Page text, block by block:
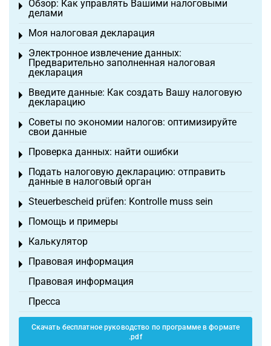
Обзор: Как управлять Вашими налоговыми
делами
Toggle menu
Моя налоговая декларация
Toggle menu
Электронное извлечение данных:
Предварительно заполненная налоговая
декларация
Toggle menu
Введите данные: Как создать Вашу налоговую
декларацию
Toggle menu
Советы по экономии налогов: оптимизируйте
свои данные
Toggle menu
Проверка данных: найти ошибки
Toggle menu
Подать налоговую декларацию: отправить
данные в налоговый орган
Toggle menu
Steuerbescheid prüfen: Kontrolle muss sein
Toggle menu
Помощь и примеры
Toggle menu
Калькулятор
Toggle menu
Правовая информация
Toggle menu
Правовая информация
Пресса
Скачать бесплатное руководство по программе в формате
.pdf